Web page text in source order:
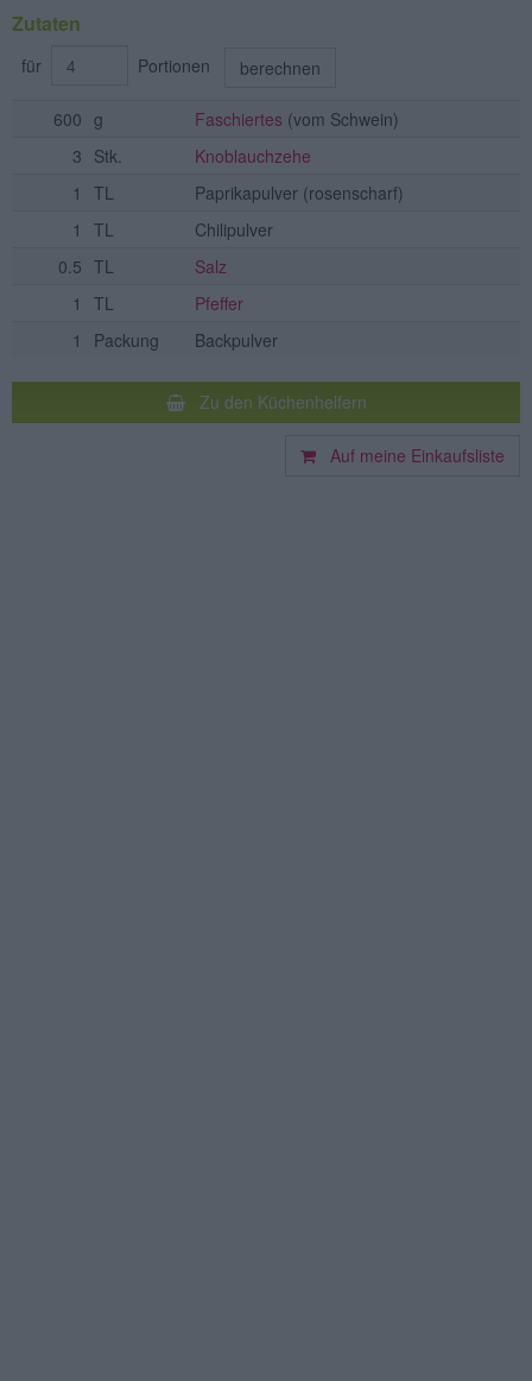
Zutaten
für Portionen berechnen
600 g Faschiertes (vom Schwein)
3 Stk.
Knoblauchzehe
1
TL Paprikapulver (rosenscharf)
1
TL
Chilipulver
0.5 TL
Salz
1
TL
Pfeffer
1
Packung Backpulver
Zu den Küchenhelfern
Auf meine Einkaufsliste